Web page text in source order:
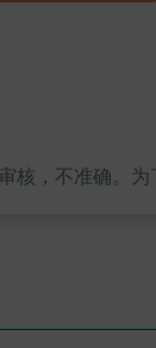
核，不准确。